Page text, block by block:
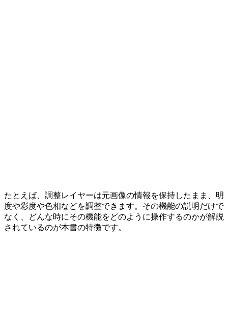
たとえば、調整レイヤーは元画像の情報を保持したまま、明
度や彩度や色相などを調整できます。その機能の説明だけで
なく、どんな時にその機能をどのように操作するのかが解説
されているのが本書の特徴です。